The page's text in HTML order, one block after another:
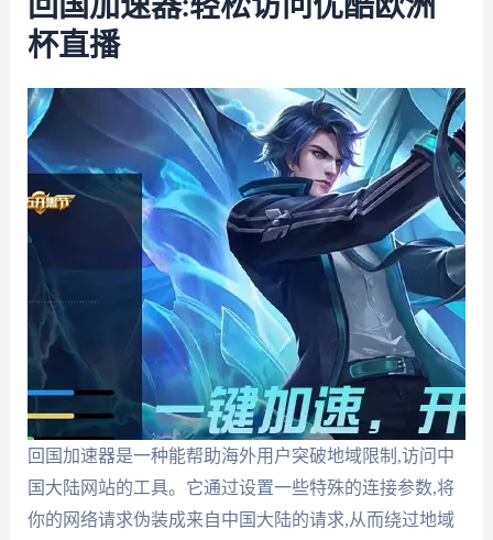
杯直播
回国加速器是一种能帮助海外用户突破地域限制,访问中
国大陆网站的工具。它通过设置一些特殊的连接参数,将
你的网络请求伪装成来自中国大陆的请求,从而绕过地域